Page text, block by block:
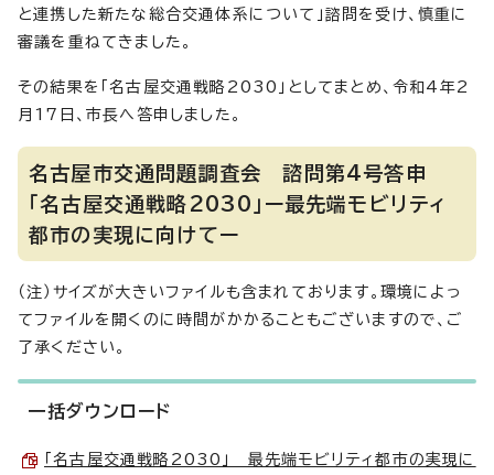
と連携した新たな総合交通体系について」諮問を受け、慎重に
審議を重ねてきました。
その結果を「名古屋交通戦略2030」としてまとめ、令和4年2
月17日、市長へ答申しました。
名古屋市交通問題調査会 諮問第4号答申
「名古屋交通戦略2030」ー最先端モビリティ
都市の実現に向けてー
（注）サイズが大きいファイルも含まれております。環境によっ
てファイルを開くのに時間がかかることもございますので、ご
了承ください。
一括ダウンロード
「名古屋交通戦略2030」 最先端モビリティ都市の実現に